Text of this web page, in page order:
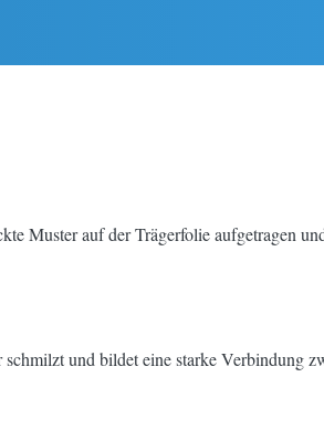
Muster auf der Trägerfolie aufgetragen
und bildet eine starke Verbindung